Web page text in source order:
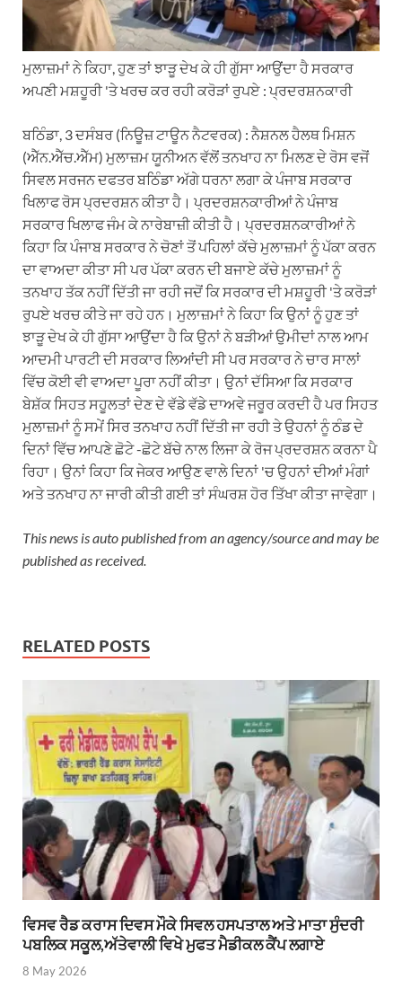
ਮੁਲਾਜ਼ਮਾਂ ਨੇ ਕਿਹਾ, ਹੁਣ ਤਾਂ ਝਾੜੂ ਦੇਖ ਕੇ ਹੀ ਗੁੱਸਾ ਆਉਂਦਾ ਹੈ ਸਰਕਾਰ
ਅਪਣੀ ਮਸ਼ਹੂਰੀ 'ਤੇ ਖਰਚ ਕਰ ਰਹੀ ਕਰੋੜਾਂ ਰੁਪਏ : ਪ੍ਰਦਰਸ਼ਨਕਾਰੀ
ਬਠਿੰਡਾ, 3 ਦਸੰਬਰ (ਨਿਊਜ਼ ਟਾਊਨ ਨੈਟਵਰਕ) : ਨੈਸ਼ਨਲ ਹੈਲਥ ਮਿਸ਼ਨ
(ਐੱਨ.ਐੱਚ.ਐੱਮ) ਮੁਲਾਜ਼ਮ ਯੂਨੀਅਨ ਵੱਲੋਂ ਤਨਖਾਹ ਨਾ ਮਿਲਣ ਦੇ ਰੋਸ ਵਜੋਂ
ਸਿਵਲ ਸਰਜਨ ਦਫਤਰ ਬਠਿੰਡਾ ਅੱਗੇ ਧਰਨਾ ਲਗਾ ਕੇ ਪੰਜਾਬ ਸਰਕਾਰ
ਖਿਲਾਫ ਰੋਸ ਪ੍ਰਦਰਸ਼ਨ ਕੀਤਾ ਹੈ। ਪ੍ਰਦਰਸ਼ਨਕਾਰੀਆਂ ਨੇ ਪੰਜਾਬ
ਸਰਕਾਰ ਖਿਲਾਫ ਜੰਮ ਕੇ ਨਾਰੇਬਾਜ਼ੀ ਕੀਤੀ ਹੈ। ਪ੍ਰਦਰਸ਼ਨਕਾਰੀਆਂ ਨੇ
ਕਿਹਾ ਕਿ ਪੰਜਾਬ ਸਰਕਾਰ ਨੇ ਚੋਣਾਂ ਤੋਂ ਪਹਿਲਾਂ ਕੱਚੇ ਮੁਲਾਜ਼ਮਾਂ ਨੂੰ ਪੱਕਾ ਕਰਨ
ਦਾ ਵਾਅਦਾ ਕੀਤਾ ਸੀ ਪਰ ਪੱਕਾ ਕਰਨ ਦੀ ਬਜਾਏ ਕੱਚੇ ਮੁਲਾਜ਼ਮਾਂ ਨੂੰ
ਤਨਖਾਹ ਤੱਕ ਨਹੀਂ ਦਿੱਤੀ ਜਾ ਰਹੀ ਜਦੋਂ ਕਿ ਸਰਕਾਰ ਦੀ ਮਸ਼ਹੂਰੀ 'ਤੇ ਕਰੋੜਾਂ
ਰੁਪਏ ਖਰਚ ਕੀਤੇ ਜਾ ਰਹੇ ਹਨ। ਮੁਲਾਜ਼ਮਾਂ ਨੇ ਕਿਹਾ ਕਿ ਉਨਾਂ ਨੂੰ ਹੁਣ ਤਾਂ
ਝਾੜੂ ਦੇਖ ਕੇ ਹੀ ਗੁੱਸਾ ਆਉਂਦਾ ਹੈ ਕਿ ਉਨਾਂ ਨੇ ਬੜੀਆਂ ਉਮੀਦਾਂ ਨਾਲ ਆਮ
ਆਦਮੀ ਪਾਰਟੀ ਦੀ ਸਰਕਾਰ ਲਿਆਂਦੀ ਸੀ ਪਰ ਸਰਕਾਰ ਨੇ ਚਾਰ ਸਾਲਾਂ
ਵਿੱਚ ਕੋਈ ਵੀ ਵਾਅਦਾ ਪੂਰਾ ਨਹੀਂ ਕੀਤਾ। ਉਨਾਂ ਦੱਸਿਆ ਕਿ ਸਰਕਾਰ
ਬੇਸ਼ੱਕ ਸਿਹਤ ਸਹੂਲਤਾਂ ਦੇਣ ਦੇ ਵੱਡੇ ਵੱਡੇ ਦਾਅਵੇ ਜਰੂਰ ਕਰਦੀ ਹੈ ਪਰ ਸਿਹਤ
ਮੁਲਾਜ਼ਮਾਂ ਨੂੰ ਸਮੇਂ ਸਿਰ ਤਨਖਾਹ ਨਹੀਂ ਦਿੱਤੀ ਜਾ ਰਹੀ ਤੇ ਉਹਨਾਂ ਨੂੰ ਠੰਡ ਦੇ
ਦਿਨਾਂ ਵਿੱਚ ਆਪਣੇ ਛੋਟੇ -ਛੋਟੇ ਬੱਚੇ ਨਾਲ ਲਿਜਾ ਕੇ ਰੋਜ ਪ੍ਰਦਰਸ਼ਨ ਕਰਨਾ ਪੈ
ਰਿਹਾ। ਉਨਾਂ ਕਿਹਾ ਕਿ ਜੇਕਰ ਆਉਣ ਵਾਲੇ ਦਿਨਾਂ 'ਚ ਉਹਨਾਂ ਦੀਆਂ ਮੰਗਾਂ
ਅਤੇ ਤਨਖਾਹ ਨਾ ਜਾਰੀ ਕੀਤੀ ਗਈ ਤਾਂ ਸੰਘਰਸ਼ ਹੋਰ ਤਿੱਖਾ ਕੀਤਾ ਜਾਵੇਗਾ।
This news is auto published from an agency/source and may be
published as received.
RELATED POSTS
ਵਿਸਵ ਰੈਡ ਕਰਾਸ ਦਿਵਸ ਮੌਕੇ ਸਿਵਲ ਹਸਪਤਾਲ ਅਤੇ ਮਾਤਾ ਸੁੰਦਰੀ
ਪਬਲਿਕ ਸਕੂਲ,ਅੱਤੇਵਾਲੀ ਵਿਖੇ ਮੁਫਤ ਮੈਡੀਕਲ ਕੈਂਪ ਲਗਾਏ
8 May 2026